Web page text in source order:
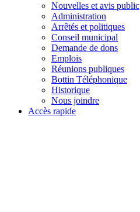
Nouvelles et avis public
Administration
Arrêtés et politiques
Conseil municipal
Demande de dons
Emplois
Réunions publiques
Bottin Téléphonique
Historique
Nous joindre
Accès rapide